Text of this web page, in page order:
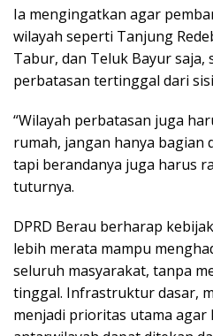
Ia mengingatkan agar
wilayah seperti Tanjung
Tabur, dan Teluk Bayur saja,
perbatasan tertinggal dari
“Wilayah perbatasan juga
rumah, jangan hanya bagian
tapi berandanya juga harus
tuturnya.
DPRD Berau berharap
lebih merata mampu
seluruh masyarakat, tanpa
tinggal. Infrastruktur dasar,
menjadi prioritas utama agar